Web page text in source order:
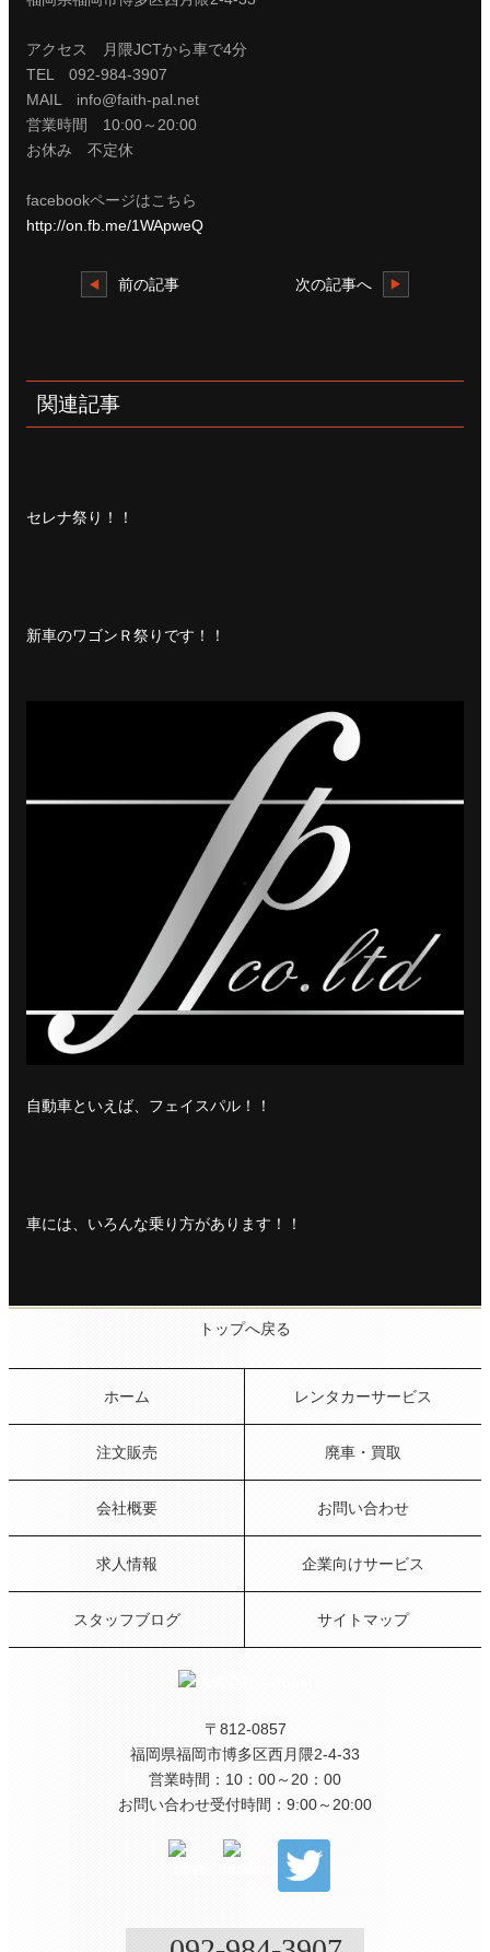
アクセス 月隈JCTから車で4分
TEL 092-984-3907
MAIL info@faith-pal.net
営業時間 10:00～20:00
お休み 不定休
facebookページはこちら
http://on.fb.me/1WApweQ
前の記事 次の記事へ
関連記事
セレナ祭り！！
新車のワゴンＲ祭りです！！
自動車といえば、フェイスパル！！
車には、いろんな乗り方があります！！
トップへ戻る
ホーム レンタカーサービス
注文販売 廃車・買取
会社概要 お問い合わせ
求人情報 企業向けサービス
スタッフブログ サイトマップ
〒812-0857
福岡県福岡市博多区西月隈2-4-33
営業時間：10：00～20：00
お問い合わせ受付時間：9:00～20:00